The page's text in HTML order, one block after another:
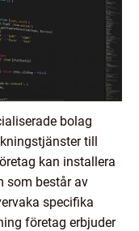
bolag
till
kan installera
som består av
specifika
företag erbjuder